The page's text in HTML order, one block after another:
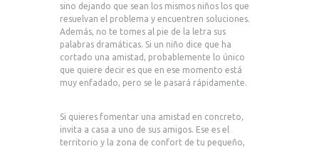
sino dejando que sean los mismos niños los que
resuelvan el problema y encuentren soluciones.
Además, no te tomes al pie de la letra sus
palabras dramáticas. Si un niño dice que ha
cortado una amistad, probablemente lo único
que quiere decir es que en ese momento está
muy enfadado, pero se le pasará rápidamente.
Si quieres fomentar una amistad en concreto,
invita a casa a uno de sus amigos. Ese es el
territorio y la zona de confort de tu pequeño,